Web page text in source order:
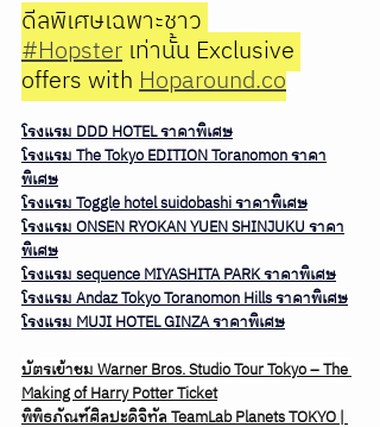
ดีลพิเศษเฉพาะชาว
#Hopster เท่านั้น Exclusive
offers with Hoparound.co
โรงแรม DDD HOTEL ราคาพิเศษ
โรงแรม The Tokyo EDITION Toranomon ราคา
พิเศษ
โรงแรม Toggle hotel suidobashi ราคาพิเศษ
โรงแรม ONSEN RYOKAN YUEN SHINJUKU ราคา
พิเศษ
โรงแรม sequence MIYASHITA PARK ราคาพิเศษ
โรงแรม Andaz Tokyo Toranomon Hills ราคาพิเศษ
โรงแรม MUJI HOTEL GINZA ราคาพิเศษ
บัตรเข้าชม Warner Bros. Studio Tour Tokyo – The
Making of Harry Potter Ticket
พิพิธภัณฑ์ศิลปะดิจิทัล TeamLab Planets TOKYO |